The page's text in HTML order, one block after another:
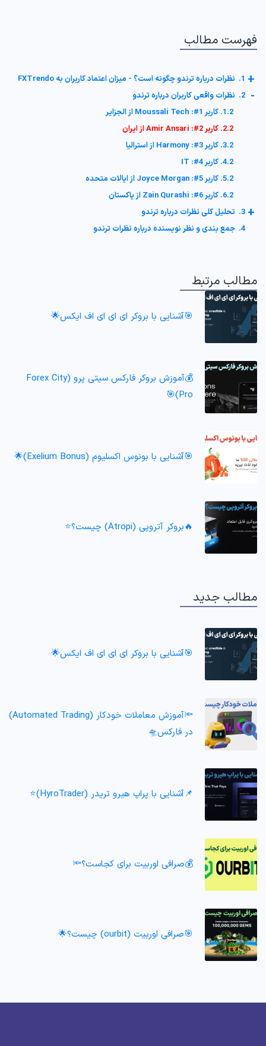
فهرست مطالب
1. نظرات درباره ترندو چگونه است؟ - میزان اعتماد کاربران به FXTrendo +
2. نظرات واقعی کاربران درباره ترندو -
1.2. کاربر 1#: Moussali Tech از الجزایر
2.2. کاربر 2#: Amir Ansari از ایران
3.2. کاربر 3#: Harmony از استرالیا
4.2. کاربر 4#: IT
5.2. کاربر 5#: Joyce Morgan از ایالات متحده
6.2. کاربر 6#: Zain Qurashi از پاکستان
3. تحلیل کلی نظرات درباره ترندو +
4. جمع بندی و نظر نویسنده درباره نظرات ترندو
مطالب مرتبط
🎯آشنایی با بروکر ای ای ای اف ایکس🌟
💰آموزش بروکر فارکس سیتی پرو (Forex City
Pro)🎯
🎯آشنایی با بونوس اکسلیوم (Exelium Bonus)🌟
🔥بروکر آتروپی (Atropi) چیست؟⭐️
مطالب جدید
🎯آشنایی با بروکر ای ای ای اف ایکس🌟
🔦آموزش معاملات خودکار (Automated Trading)
در فارکس🛸
📌آشنایی با پراپ هیرو تریدر (HyroTrader)⭐️
💰صرافی اوربیت برای کجاست؟🔦
🎯صرافی اوربیت (ourbit) چیست؟🌟